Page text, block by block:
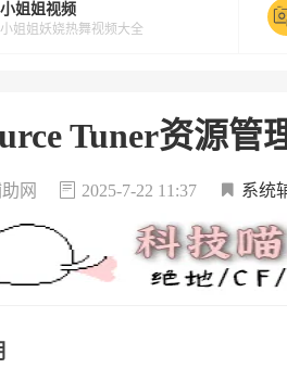
小姐姐视频
小姐姐妖娆热舞视频大全
Tuner资源管
网 2025-7-22 11:37 系统